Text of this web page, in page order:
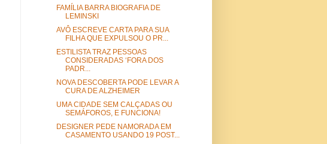
FAMÍLIA BARRA BIOGRAFIA DE
LEMINSKI
AVÔ ESCREVE CARTA PARA SUA
FILHA QUE EXPULSOU O PR...
ESTILISTA TRAZ PESSOAS
CONSIDERADAS ‘FORA DOS
PADR...
NOVA DESCOBERTA PODE LEVAR A
CURA DE ALZHEIMER
UMA CIDADE SEM CALÇADAS OU
SEMÁFOROS, E FUNCIONA!
DESIGNER PEDE NAMORADA EM
CASAMENTO USANDO 19 POST...